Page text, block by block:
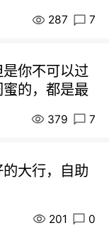
287 7
你不可以过
的，都是最
379 7
大行，自助
201 0